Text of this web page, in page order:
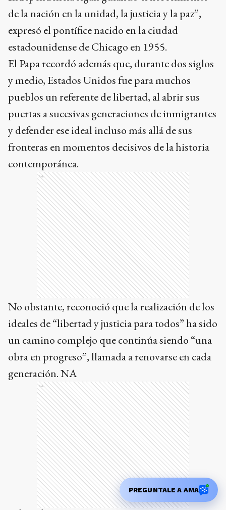
de la nación en la unidad, la justicia y la paz”,
expresó el pontífice nacido en la ciudad
estadounidense de Chicago en 1955.
El Papa recordó además que, durante dos siglos
y medio, Estados Unidos fue para muchos
pueblos un referente de libertad, al abrir sus
puertas a sucesivas generaciones de inmigrantes
y defender ese ideal incluso más allá de sus
fronteras en momentos decisivos de la historia
contemporánea.
Ads
No obstante, reconoció que la realización de los
ideales de “libertad y justicia para todos” ha sido
un camino complejo que continúa siendo “una
obra en progreso”, llamada a renovarse en cada
generación. NA
Ads
PREGUNTALE A AMA